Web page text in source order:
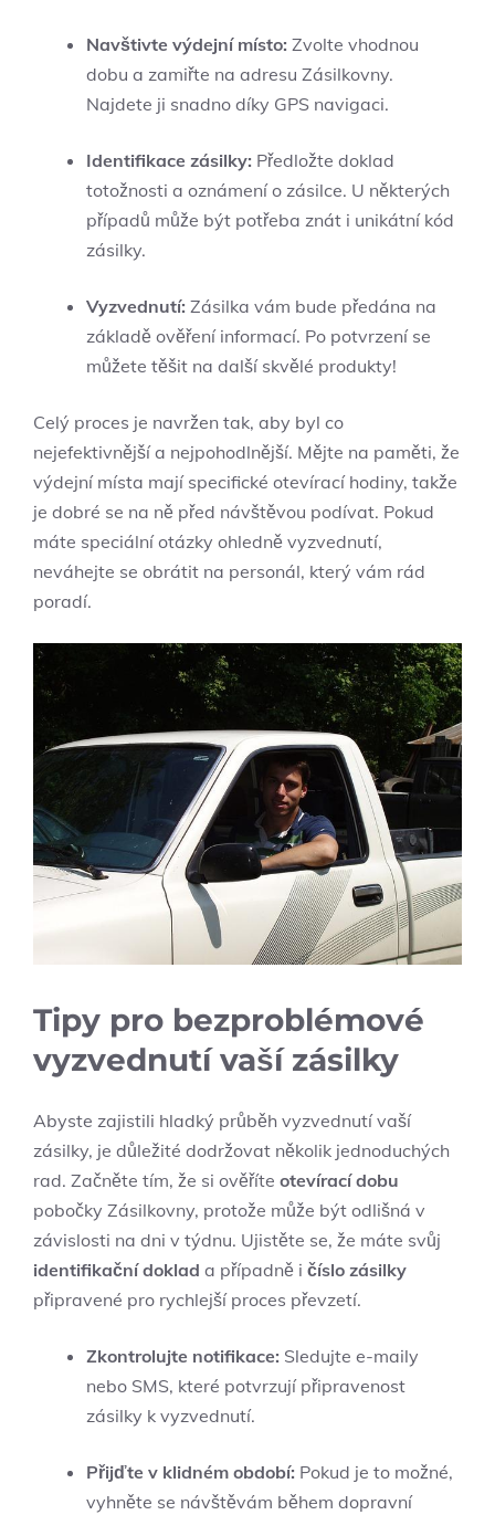
Navštivte výdejní místo: Zvolte vhodnou
dobu a zamiřte na adresu Zásilkovny.
Najdete ji snadno díky GPS navigaci.
Identifikace zásilky: Předložte doklad
totožnosti a oznámení o zásilce. U některých
případů může být potřeba znát i unikátní kód
zásilky.
Vyzvednutí: Zásilka vám bude předána na
základě ověření informací. Po potvrzení se
můžete těšit na další skvělé produkty!
Celý proces je navržen tak, aby byl co
nejefektivnější a nejpohodlnější. Mějte na paměti, že
výdejní místa mají specifické otevírací hodiny, takže
je dobré se na ně před návštěvou podívat. Pokud
máte speciální otázky ohledně vyzvednutí,
neváhejte se obrátit na personál, který vám rád
poradí.
Tipy pro bezproblémové
vyzvednutí vaší zásilky
Abyste zajistili hladký průběh vyzvednutí vaší
zásilky, je důležité dodržovat několik jednoduchých
rad. Začněte tím, že si ověříte otevírací dobu
pobočky Zásilkovny, protože může být odlišná v
závislosti na dni v týdnu. Ujistěte se, že máte svůj
identifikační doklad a případně i číslo zásilky
připravené pro rychlejší proces převzetí.
Zkontrolujte notifikace: Sledujte e-maily
nebo SMS, které potvrzují připravenost
zásilky k vyzvednutí.
Přijďte v klidném období: Pokud je to možné,
vyhněte se návštěvám během dopravní